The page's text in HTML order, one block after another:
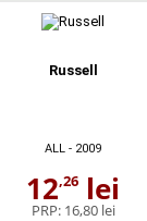
Russell
ALL - 2009
12,26 lei
PRP: 16,80 lei